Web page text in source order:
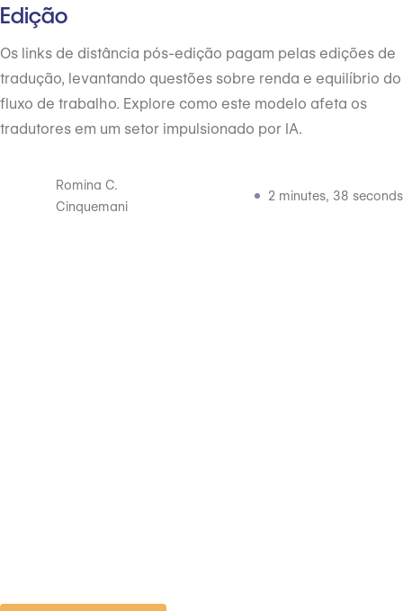
Edição
Os links de distância pós-edição pagam pelas edições de
tradução, levantando questões sobre renda e equilíbrio do
fluxo de trabalho. Explore como este modelo afeta os
tradutores em um setor impulsionado por IA.
Romina C.
Cinquemani
2 minutes, 38 seconds